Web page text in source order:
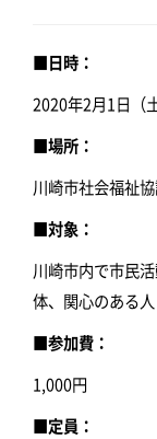
■日時：
2020年2月1日（
■場所：
川崎市社会福祉
■対象：
川崎市内で市民
体、関心のある人
■参加費：
1,000円
■定員：